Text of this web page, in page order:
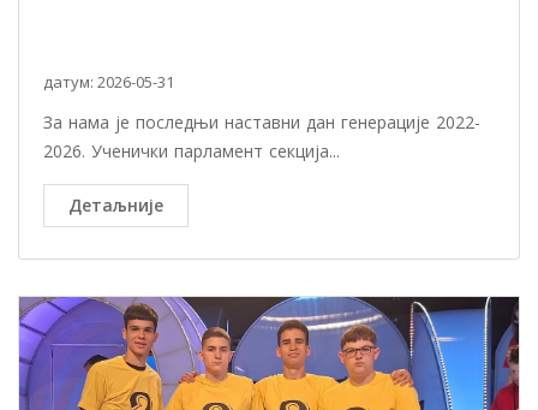
датум: 2026-05-31
За нама је последњи наставни дан генерације 2022-
2026. Ученички парламент секција...
Детаљније